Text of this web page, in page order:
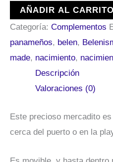
AÑADIR AL CARRITO
Categoría: Complementos
panameños, belen,
made, nacimiento,
Descripción
Valoraciones (0)
Este precioso mercadito
cerca del puerto o en la